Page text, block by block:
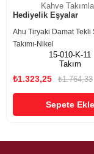
Kahve
Hediyelik Eşyalar
Ahu Tiryaki Damat Tekli
Takımı-Nikel
15-010-K-11
Takım
₺1.323,25 ₺1.764,33
Sepete Ekle